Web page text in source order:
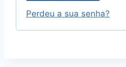
Perdeu a sua senha?